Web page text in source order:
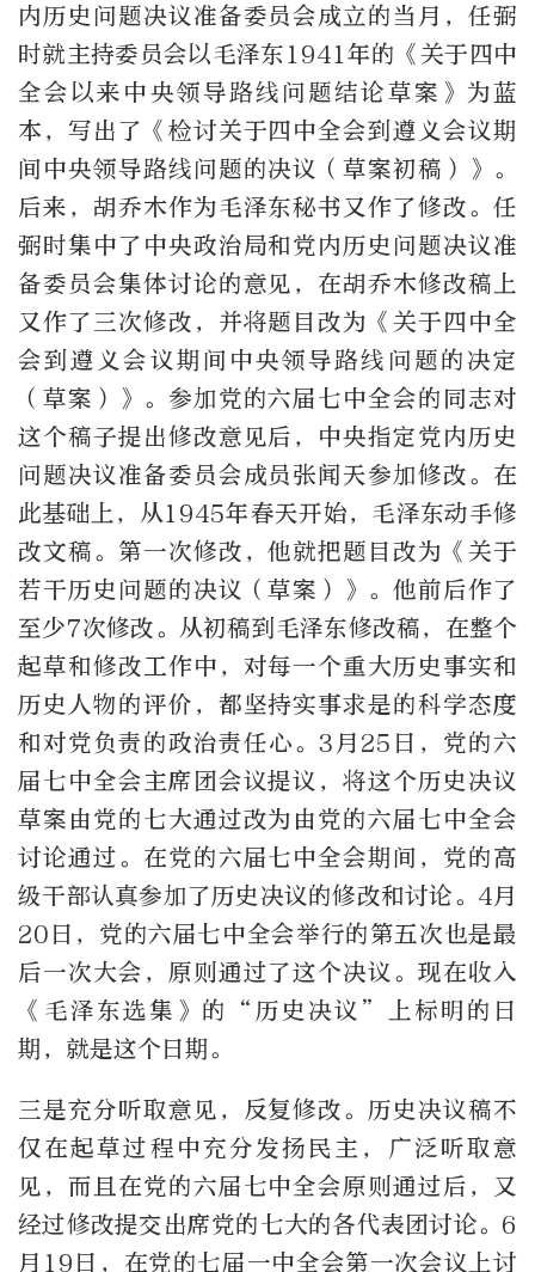
内历史问题决议准备委员会成立的当月，任弼
时就主持委员会以毛泽东1941年的《关于四中
全会以来中央领导路线问题结论草案》为蓝
本，写出了《检讨关于四中全会到遵义会议期
间中央领导路线问题的决议（草案初稿）》。
后来，胡乔木作为毛泽东秘书又作了修改。任
弼时集中了中央政治局和党内历史问题决议准
备委员会集体讨论的意见，在胡乔木修改稿上
又作了三次修改，并将题目改为《关于四中全
会到遵义会议期间中央领导路线问题的决定
（草案）》。参加党的六届七中全会的同志对
这个稿子提出修改意见后，中央指定党内历史
问题决议准备委员会成员张闻天参加修改。在
此基础上，从1945年春天开始，毛泽东动手修
改文稿。第一次修改，他就把题目改为《关于
若干历史问题的决议（草案）》。他前后作了
至少7次修改。从初稿到毛泽东修改稿，在整个
起草和修改工作中，对每一个重大历史事实和
历史人物的评价，都坚持实事求是的科学态度
和对党负责的政治责任心。3月25日，党的六
届七中全会主席团会议提议，将这个历史决议
草案由党的七大通过改为由党的六届七中全会
讨论通过。在党的六届七中全会期间，党的高
级干部认真参加了历史决议的修改和讨论。4月
20日，党的六届七中全会举行的第五次也是最
后一次大会，原则通过了这个决议。现在收入
《毛泽东选集》的“历史决议”上标明的日
期，就是这个日期。
三是充分听取意见，反复修改。历史决议稿不
仅在起草过程中充分发扬民主，广泛听取意
见，而且在党的六届七中全会原则通过后，又
经过修改提交出席党的七大的各代表团讨论。6
月19日，在党的七届一中全会第一次会议上讨